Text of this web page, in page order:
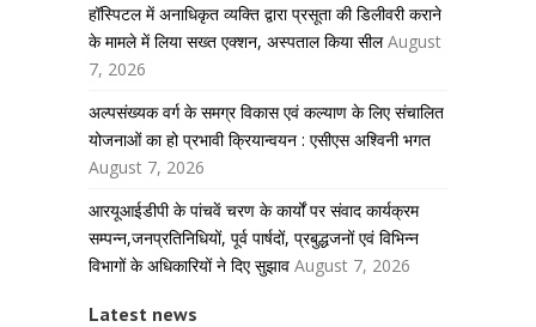
हॉस्पिटल में अनाधिकृत व्यक्ति द्वारा प्रसूता की डिलीवरी कराने
के मामले में लिया सख्त एक्शन, अस्पताल किया सील August
7, 2026
अल्पसंख्यक वर्ग के समग्र विकास एवं कल्याण के लिए संचालित
योजनाओं का हो प्रभावी क्रियान्वयन : एसीएस अश्विनी भगत
August 7, 2026
आरयूआईडीपी के पांचवें चरण के कार्यों पर संवाद कार्यक्रम
सम्पन्न,जनप्रतिनिधियों, पूर्व पार्षदों, प्रबुद्धजनों एवं विभिन्न
विभागों के अधिकारियों ने दिए सुझाव August 7, 2026
Latest news